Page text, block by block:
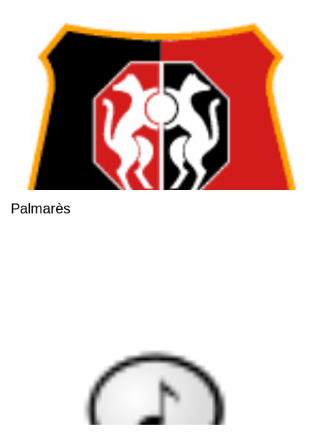
Palmarès